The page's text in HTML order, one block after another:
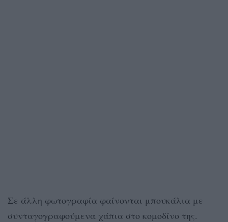
Σε άλλη φωτογραφία φαίνονται μπουκάλια με
συνταγογραφούμενα χάπια στο κομοδίνο της.